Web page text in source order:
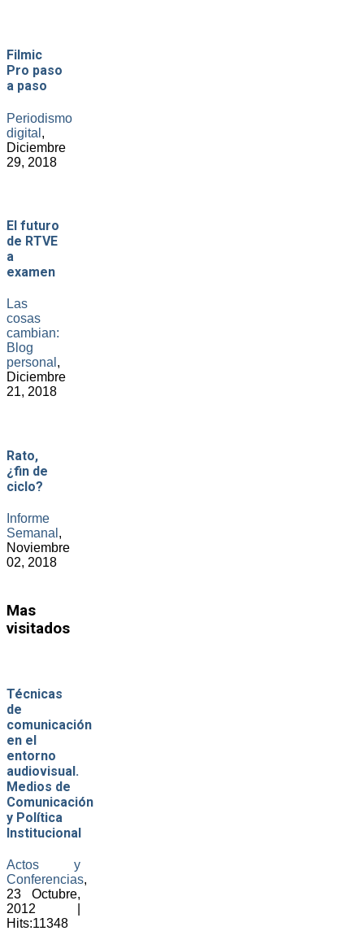
Filmic
Pro paso
a paso
Periodismo
digital ,
Diciembre
29, 2018
El futuro
de RTVE
a
examen
Las
cosas
cambian:
Blog
personal ,
Diciembre
21, 2018
Rato,
¿fin de
ciclo?
Informe
Semanal ,
Noviembre
02, 2018
Mas
visitados
Técnicas
de
comunicación
en el
entorno
audiovisual.
Medios de
Comunicación
y Política
Institucional
Actos y
Conferencias,
23 Octubre,
2012 |
Hits:11348